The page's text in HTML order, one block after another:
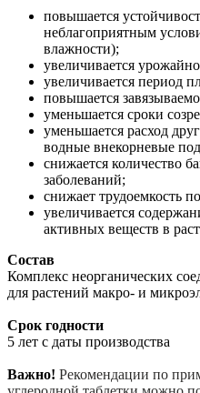
повышается
неблагоприятным
влажности);
увеличивается
увеличивается период
повышается
уменьшается сроки
уменьшается расход
водные внекорневые
снижается количество
заболеваний;
снижает трудоемкость
увеличивается
активных веществ в
Состав
Комплекс неорганических
для растений макро- и
Срок годности
5 лет с даты производства
Важно! Рекомендации по